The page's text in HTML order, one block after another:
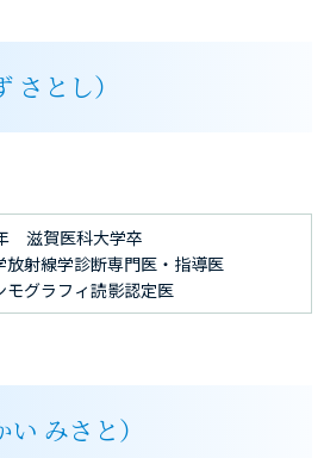
さとし）
滋賀医科大学卒
放射線学診断専門医・指導医
モグラフィ読影認定医
みさと）